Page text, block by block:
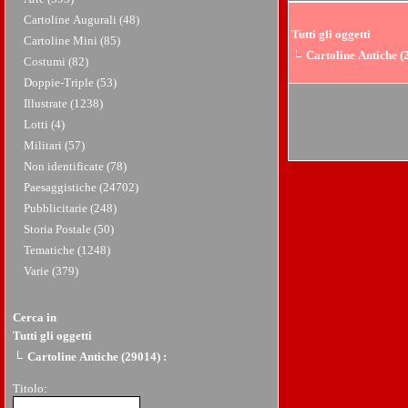
Cartoline Augurali (48)
Cartoline Mini (85)
Costumi (82)
Doppie-Triple (53)
Illustrate (1238)
Lotti (4)
Militari (57)
Non identificate (78)
Paesaggistiche (24702)
Pubblicitarie (248)
Storia Postale (50)
Tematiche (1248)
Varie (379)
Cerca in
Tutti gli oggetti
Cartoline Antiche (29014) :
Titolo:
Tutti gli oggetti
Cartoline Antiche